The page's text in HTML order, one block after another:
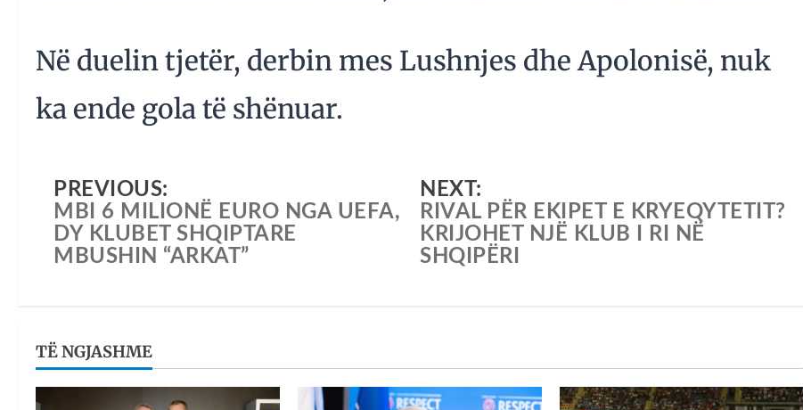
Në duelin tjetër, derbin mes Lushnjes dhe Apolonisë, nuk
ka ende gola të shënuar.
PREVIOUS:
MBI 6 MILIONË EURO NGA UEFA,
DY KLUBET SHQIPTARE
MBUSHIN “ARKAT”
NEXT:
RIVAL PËR EKIPET E KRYEQYTETIT?
KRIJOHET NJË KLUB I RI NË
SHQIPËRI
TË NGJASHME